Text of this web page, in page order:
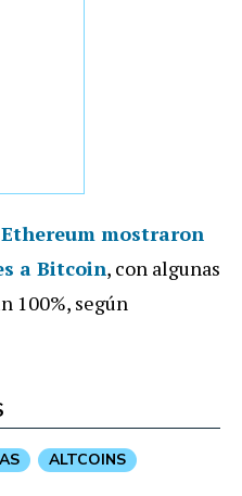
mostraron
a Bitcoin, con algunas
100%, según
ALTCOINS